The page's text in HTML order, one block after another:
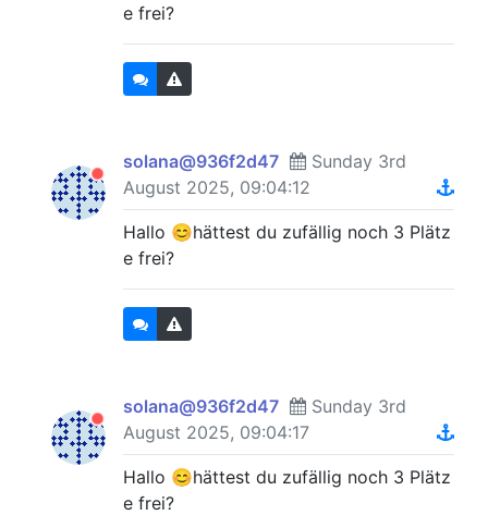
e frei?
solana@936f2d47
Sunday 3rd
August 2025, 09:04:12
Hallo 😊hättest du zufällig noch 3 Plätz
e frei?
solana@936f2d47
Sunday 3rd
August 2025, 09:04:17
Hallo 😊hättest du zufällig noch 3 Plätz
e frei?